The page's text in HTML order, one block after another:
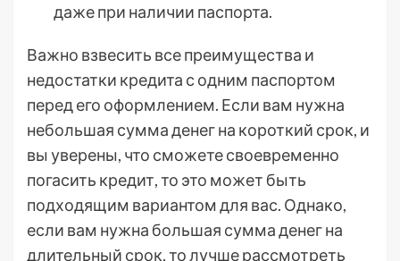
даже при наличии паспорта.
Важно взвесить все преимущества и
недостатки кредита с одним паспортом
перед его оформлением. Если вам нужна
небольшая сумма денег на короткий срок, и
вы уверены, что сможете своевременно
погасить кредит, то это может быть
подходящим вариантом для вас. Однако,
если вам нужна большая сумма денег на
длительный срок, то лучше рассмотреть